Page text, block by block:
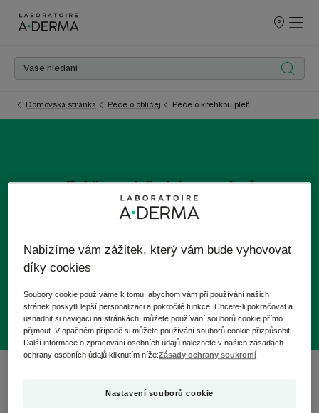
PRODEJNÍ
Domovská stránka Péče o obličej Péče o křehkou pleť
Péče o křehkou pleť
Pokud chcete obnovit* pokožku a zmenšit stopy na
A-DERMA s dermatologickým ovsem Rhealba®
pocházejícím z ekologického zemědělství.
Nabízíme vám zážitek, který vám bude vyhovovat
díky cookies
Soubory cookie používáme k tomu, abychom vám při používání našich
stránek poskytli lepší personalizaci a pokročilé funkce. Chcete-li pokračovat a
usnadnit si navigaci na stránkách, můžete používání souborů cookie přímo
přijmout. V opačném případě si můžete používání souborů cookie přizpůsobit.
Další informace o zpracování osobních údajů naleznete v našich zásadách
ochrany osobních údajů kliknutím níže:Zásady ochrany soukromí
Nastavení souborů cookie